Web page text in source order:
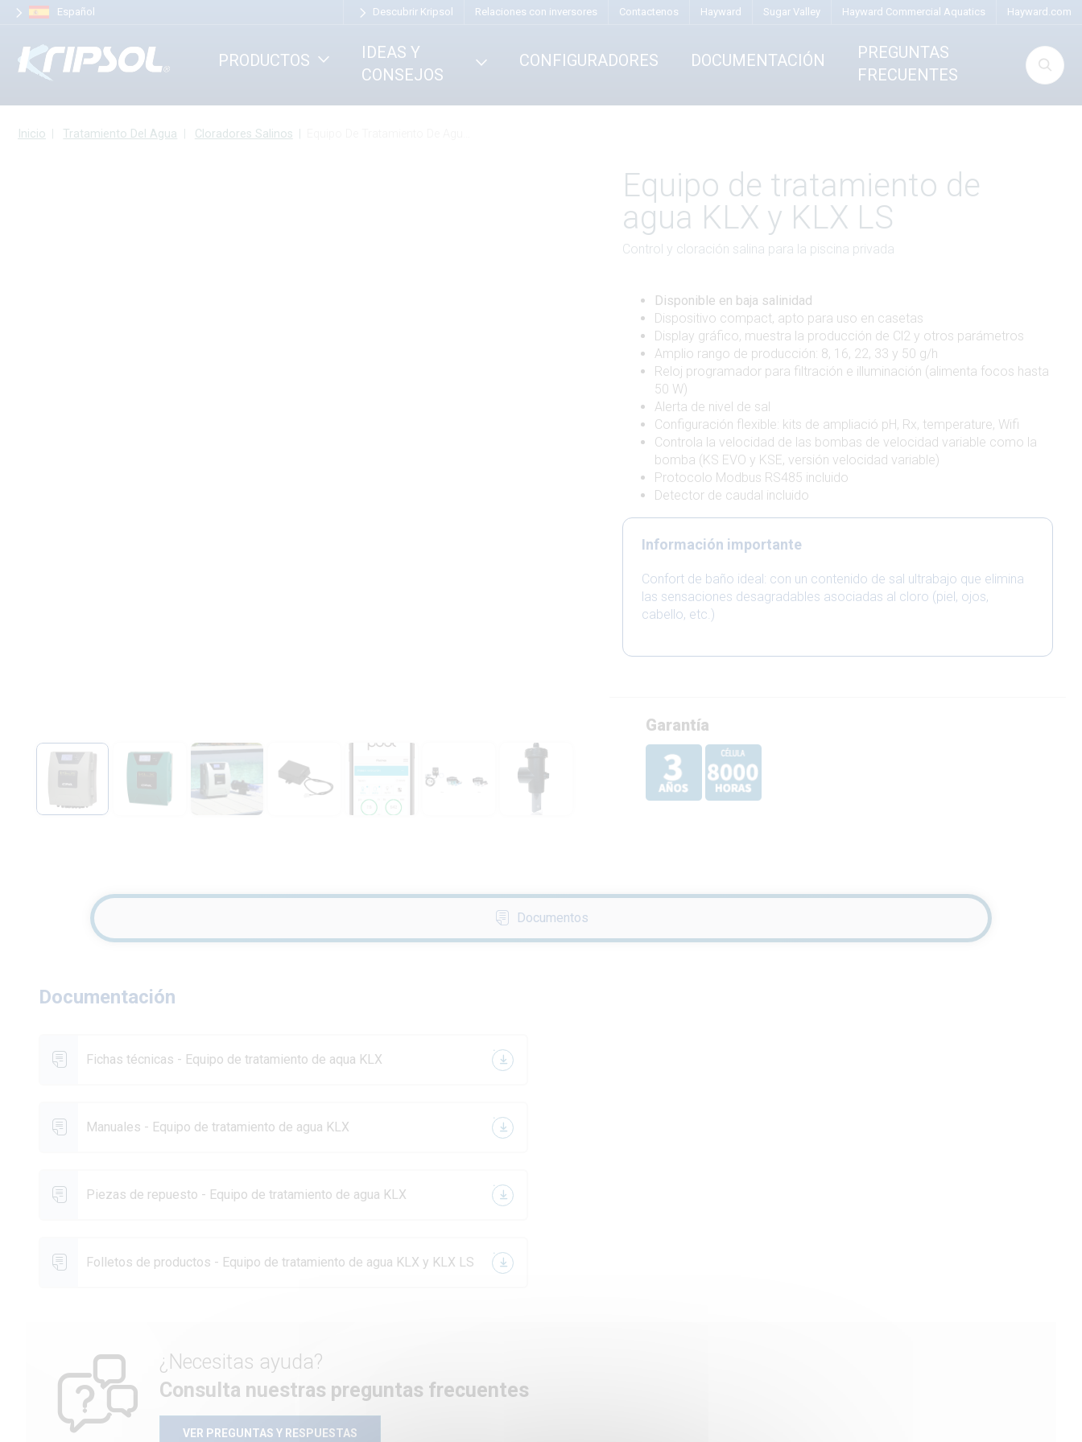
Español Descubrir Kripsol Relaciones con inversores Contactenos Hayward Sugar Valley Hayward Commercial Aquatics Hayward.com
PRODUCTOS
IDEAS Y
CONSEJOS
CONFIGURADORES DOCUMENTACIÓN
PREGUNTAS
FRECUENTES
Inicio Tratamiento Del Agua Cloradores Salinos
Equipo de tratamiento de
agua KLX y KLX LS
Control y cloración salina para la piscina privada
Disponible en baja salinidad
Dispositivo compact, apto para uso en casetas
Display gráfico, muestra la producción de Cl2 y otros parámetros
Amplio rango de producción: 8, 16, 22, 33 y 50 g/h
Reloj programador para filtración e illuminación (alimenta focos hasta
50 W)
Alerta de nivel de sal
Configuración flexible: kits de ampliació pH, Rx, temperature, Wifi
Controla la velocidad de las bombas de velocidad variable como la
bomba (KS EVO y KSE, versión velocidad variable)
Protocolo Modbus RS485 incluido
Detector de caudal incluido
Información importante
Confort de baño ideal: con un contenido de sal ultrabajo que elimina
las sensaciones desagradables asociadas al cloro (piel, ojos,
cabello, etc.)
Garantía
Documentos
Documentación
Fichas técnicas - Equipo de tratamiento de aqua KLX
Manuales - Equipo de tratamiento de agua KLX
Piezas de repuesto - Equipo de tratamiento de agua KLX
Folletos de productos - Equipo de tratamiento de agua KLX y KLX LS
¿Necesitas ayuda?
Consulta nuestras preguntas frecuentes
VER PREGUNTAS Y RESPUESTAS
Panel de gestión de cookies